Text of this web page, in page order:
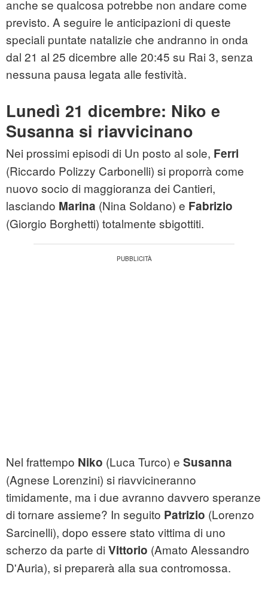
anche se qualcosa potrebbe non andare come
previsto. A seguire le anticipazioni di queste
speciali puntate natalizie che andranno in onda
dal 21 al 25 dicembre alle 20:45 su Rai 3, senza
nessuna pausa legata alle festività.
Lunedì 21 dicembre: Niko e
Susanna si riavvicinano
Nei prossimi episodi di Un posto al sole, Ferri
(Riccardo Polizzy Carbonelli) si proporrà come
nuovo socio di maggioranza dei Cantieri,
lasciando Marina (Nina Soldano) e Fabrizio
(Giorgio Borghetti) totalmente sbigottiti.
Nel frattempo Niko (Luca Turco) e Susanna
(Agnese Lorenzini) si riavvicineranno
timidamente, ma i due avranno davvero speranze
di tornare assieme? In seguito Patrizio (Lorenzo
Sarcinelli), dopo essere stato vittima di uno
scherzo da parte di Vittorio (Amato Alessandro
D'Auria), si preparerà alla sua contromossa.